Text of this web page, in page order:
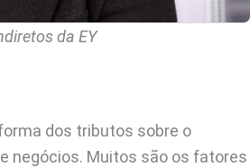
da EY
dos tributos sobre o
negócios. Muitos são os fatores